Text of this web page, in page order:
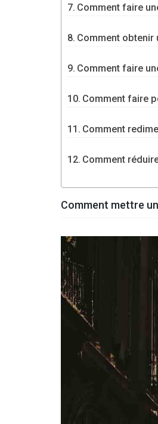
Comment faire
Comment obtenir
Comment faire
Comment faire
Comment
Comment
Comment mettre